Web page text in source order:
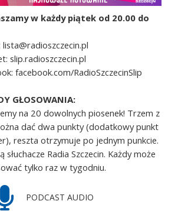
w każdy piątek od 20.00 do
lista@radioszczecin.pl
slip.radioszczecin.pl
facebook.com/RadioSzczecinSlip
GŁOSOWANIA:
na 20 dowolnych piosenek! Trzem z
dać dwa punkty (dodatkowy punkt
reszta otrzymuje po jednym punkcie.
słuchacze Radia Szczecin. Każdy może
tylko raz w tygodniu.
PODCAST AUDIO